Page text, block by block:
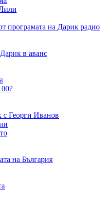
програмата на Дарик радио
в аванс
с Георги Иванов
на България